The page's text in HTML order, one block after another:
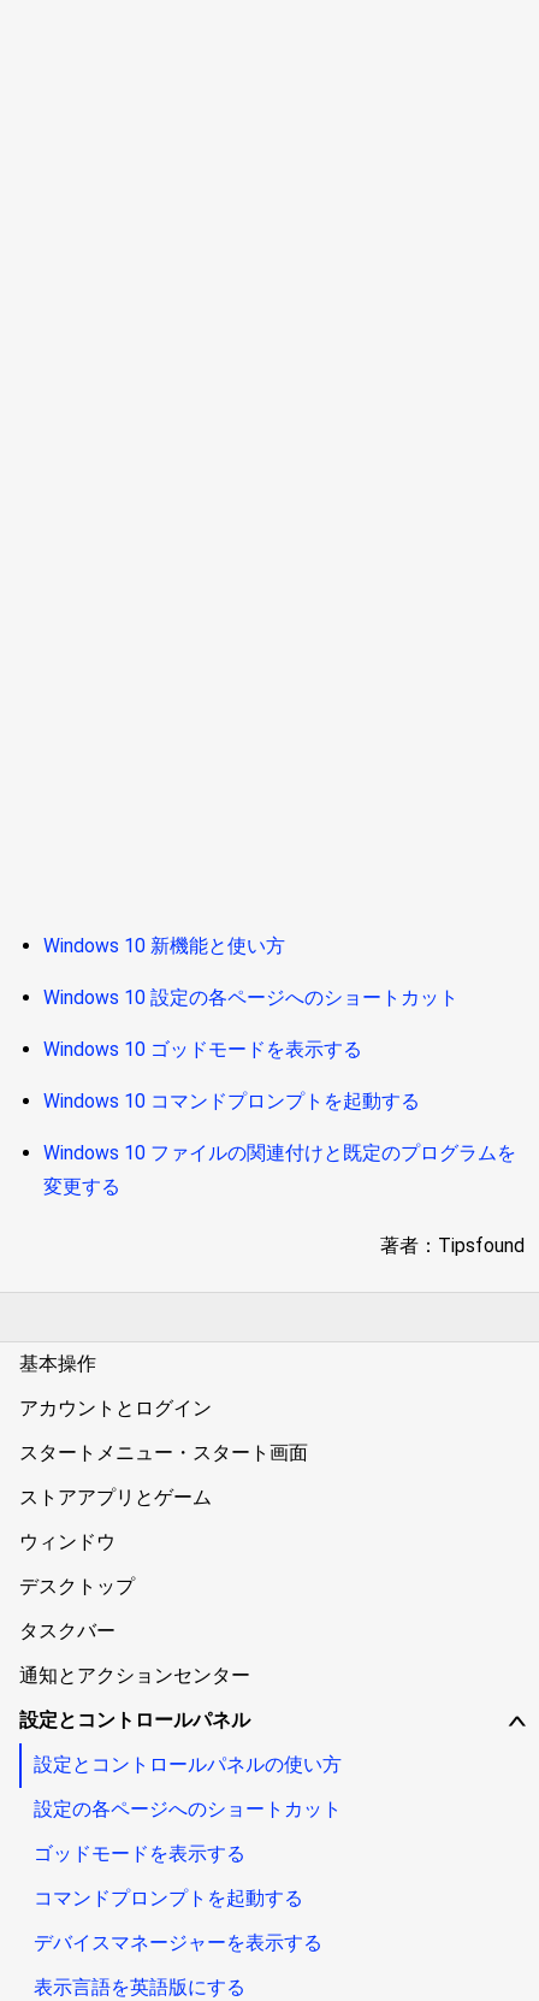
Windows 10 新機能と使い方
Windows 10 設定の各ページへのショートカット
Windows 10 ゴッドモードを表示する
Windows 10 コマンドプロンプトを起動する
Windows 10 ファイルの関連付けと既定のプログラムを
変更する
著者：Tipsfound
基本操作
アカウントとログイン
スタートメニュー・スタート画面
ストアアプリとゲーム
ウィンドウ
デスクトップ
タスクバー
通知とアクションセンター
∨
設定とコントロールパネル
設定とコントロールパネルの使い方
設定の各ページへのショートカット
ゴッドモードを表示する
コマンドプロンプトを起動する
デバイスマネージャーを表示する
表示言語を英語版にする